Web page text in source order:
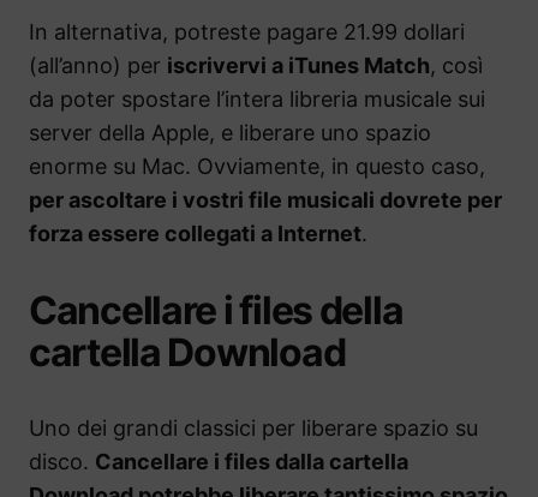
In alternativa, potreste pagare 21.99 dollari
(all’anno) per iscrivervi a iTunes Match, così
da poter spostare l’intera libreria musicale sui
server della Apple, e liberare uno spazio
enorme su Mac. Ovviamente, in questo caso,
per ascoltare i vostri file musicali dovrete per
forza essere collegati a Internet.
Cancellare i files della
cartella Download
Uno dei grandi classici per liberare spazio su
disco. Cancellare i files dalla cartella